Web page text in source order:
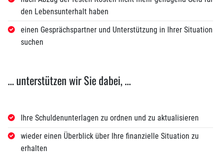
den Lebensunterhalt haben
einen Gesprächspartner und Unterstützung in Ihrer Situation
suchen
… unterstützen wir Sie dabei, …
Ihre Schuldenunterlagen zu ordnen und zu aktualisieren
wieder einen Überblick über Ihre finanzielle Situation zu
erhalten